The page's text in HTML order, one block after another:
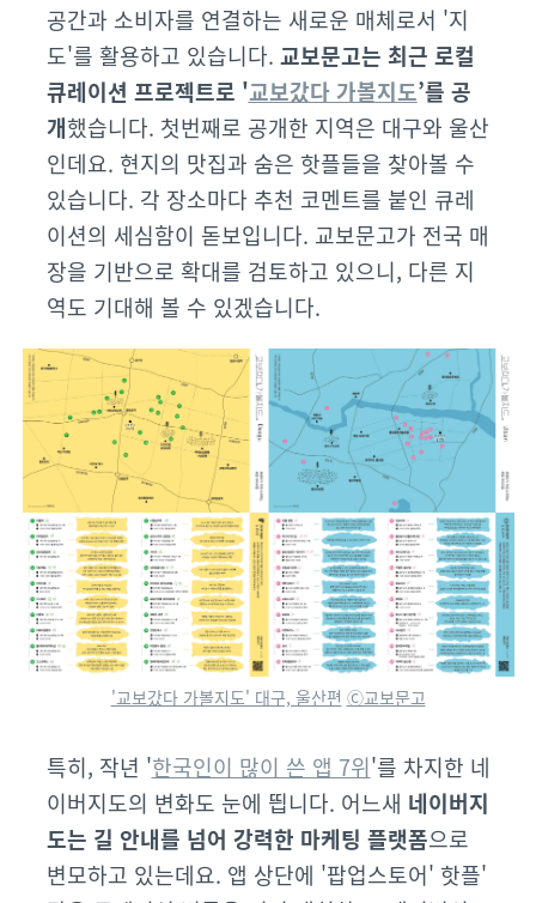
공간과 소비자를 연결하는 새로운 매체로서 '지
도'를 활용하고 있습니다. 교보문고는 최근 로컬
큐레이션 프로젝트로 '교보갔다 가볼지도’를 공
개했습니다. 첫번째로 공개한 지역은 대구와 울산
인데요. 현지의 맛집과 숨은 핫플들을 찾아볼 수
있습니다. 각 장소마다 추천 코멘트를 붙인 큐레
이션의 세심함이 돋보입니다. 교보문고가 전국 매
장을 기반으로 확대를 검토하고 있으니, 다른 지
역도 기대해 볼 수 있겠습니다.
'교보갔다 가볼지도' 대구, 울산편 Ⓒ교보문고
특히, 작년 '한국인이 많이 쓴 앱 7위'를 차지한 네
이버지도의 변화도 눈에 띕니다. 어느새 네이버지
도는 길 안내를 넘어 강력한 마케팅 플랫폼으로
변모하고 있는데요. 앱 상단에 '팝업스토어' 핫플'